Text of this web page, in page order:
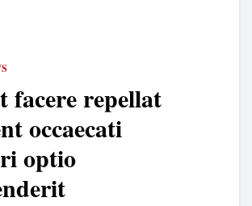
facere repellat
occaecati
optio